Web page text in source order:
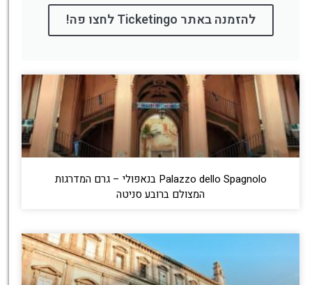
להזמנה באתר Ticketingo לחצו פה!
Palazzo dello Spagnolo בנאפולי – גרם המדרגות
המצולם ברובע סניטה